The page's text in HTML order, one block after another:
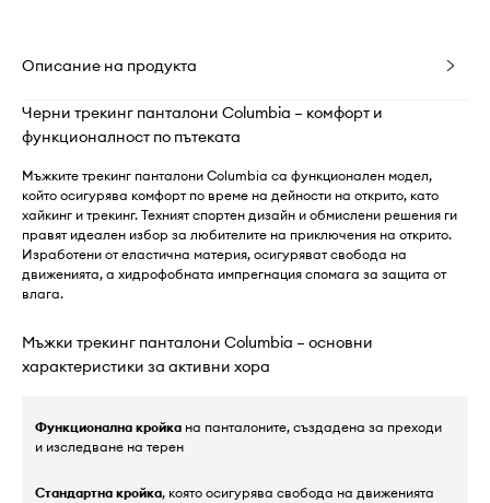
Описание на продукта
Черни трекинг панталони Columbia – комфорт и
функционалност по пътеката
Мъжките трекинг панталони Columbia са функционален модел,
който осигурява комфорт по време на дейности на открито, като
хайкинг и трекинг. Техният спортен дизайн и обмислени решения ги
правят идеален избор за любителите на приключения на открито.
Изработени от еластична материя, осигуряват свобода на
движенията, а хидрофобната импрегнация спомага за защита от
влага.
Мъжки трекинг панталони Columbia – основни
характеристики за активни хора
Функционална кройка на панталоните, създадена за преходи
и изследване на терен
Стандартна кройка, която осигурява свобода на движенията